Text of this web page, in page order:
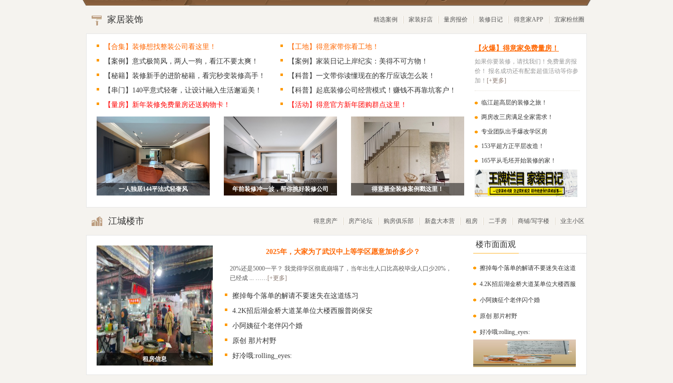
家居装饰 精选案例 家装好店 量房报价 装修日记 得意家APP 宜家粉丝圈
【合集】装修想找整装公司看这里！
【案例】意式极简风，两人一狗，看江不要太爽！
【秘籍】装修新手的进阶秘籍，看完秒变装修高手！
【串门】140平意式轻奢，让设计融入生活邂逅美！
【量房】新年装修免费量房还送购物卡！
【工地】得意家带你看工地！
【案例】家装日记上岸纪实：美得不可方物！
【科普】一文带你读懂现在的客厅应该怎么装！
【科普】起底装修公司经营模式！赚钱不再靠坑客户！
【活动】得意官方新年团购群点这里！
一人独居144平法式轻奢风 年前装修冲一波，帮你挑好装修公司 得意最全装修案例戳这里！
【火爆】得意家免费量房！
如果你要装修，请找我们！免费量房报
价！ 报名成功还有配套超值活动等你参
加！ [+更多]
临江超高层的装修之旅！
两房改三房满足全家需求！
专业团队出手爆改学区房
153平超方正平层改造！
165平从毛坯开始装修的家！
江城楼市 得意房产 房产论坛 购房俱乐部 新盘大本营 租房 二手房 商铺/写字楼 业主小区
租房信息
2025年，大家为了武汉中上等学区愿意加价多少？
20%还是5000一平？ 我觉得学区彻底崩塌了，当年出生人口比高校毕业人口少20%，
已经成 ... …… [+更多]
擦掉每个落单的解请不要迷失在这道练习
4.2K招后湖金桥大道某单位大楼西服普岗保安
小阿姨征个老伴闪个婚
原创 那片村野
好冷哦:rolling_eyes:
楼市面面观
擦掉每个落单的解请不要迷失在这道
练习4.2K招后湖金桥大道某单位大楼西服
普岗保安
小阿姨征个老伴闪个婚
原创 那片村野
好冷哦:rolling_eyes: